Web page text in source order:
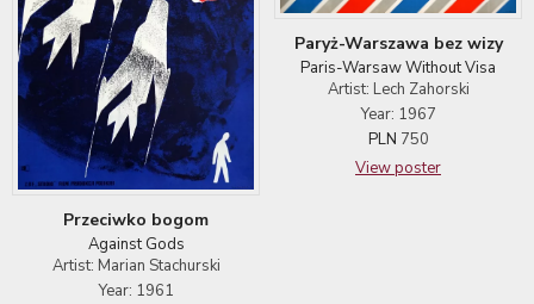
Przeciwko bogom
Against Gods
Artist: Marian Stachurski
Year: 1961
Paryż-Warszawa bez wizy
Paris-Warsaw Without Visa
Artist: Lech Zahorski
Year: 1967
PLN 750
View poster